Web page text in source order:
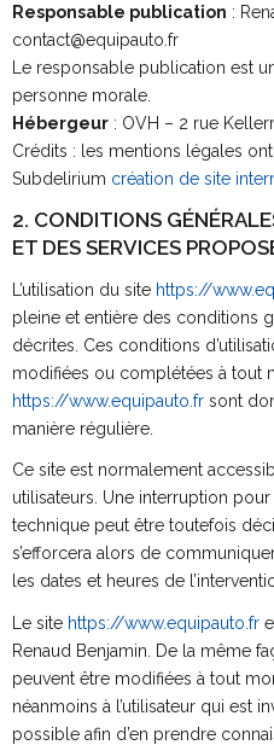
Responsable publication :
contact@equipauto.fr
Le responsable publication est
personne morale.
Hébergeur : OVH – 2 rue
Crédits : les mentions légales
Subdelirium création de site
2. CONDITIONS
ET DES SERVICES
L’utilisation du site https://
pleine et entière des conditions
décrites. Ces conditions
modifiées ou complétées à tout
https://www.equipauto.fr sont
manière régulière.
Ce site est normalement
utilisateurs. Une interruption
technique peut être toutefois
s’efforcera alors de
les dates et heures de
Le site https://www.equipauto.fr
Renaud Benjamin. De la même
peuvent être modifiées à tout
néanmoins à l’utilisateur qui est
possible afin d’en prendre